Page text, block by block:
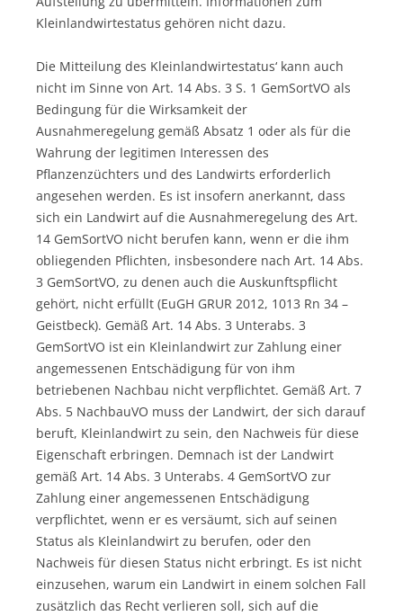
Kleinlandwirtestatus gehören nicht dazu.
Die Mitteilung des Kleinlandwirtestatus‘ kann auch
nicht im Sinne von Art. 14 Abs. 3 S. 1 GemSortVO als
Bedingung für die Wirksamkeit der
Ausnahmeregelung gemäß Absatz 1 oder als für die
Wahrung der legitimen Interessen des
Pflanzenzüchters und des Landwirts erforderlich
angesehen werden. Es ist insofern anerkannt, dass
sich ein Landwirt auf die Ausnahmeregelung des Art.
14 GemSortVO nicht berufen kann, wenn er die ihm
obliegenden Pflichten, insbesondere nach Art. 14 Abs.
3 GemSortVO, zu denen auch die Auskunftspflicht
gehört, nicht erfüllt (EuGH GRUR 2012, 1013 Rn 34 –
Geistbeck). Gemäß Art. 14 Abs. 3 Unterabs. 3
GemSortVO ist ein Kleinlandwirt zur Zahlung einer
angemessenen Entschädigung für von ihm
betriebenen Nachbau nicht verpflichtet. Gemäß Art. 7
Abs. 5 NachbauVO muss der Landwirt, der sich darauf
beruft, Kleinlandwirt zu sein, den Nachweis für diese
Eigenschaft erbringen. Demnach ist der Landwirt
gemäß Art. 14 Abs. 3 Unterabs. 4 GemSortVO zur
Zahlung einer angemessenen Entschädigung
verpflichtet, wenn er es versäumt, sich auf seinen
Status als Kleinlandwirt zu berufen, oder den
Nachweis für diesen Status nicht erbringt. Es ist nicht
einzusehen, warum ein Landwirt in einem solchen Fall
zusätzlich das Recht verlieren soll, sich auf die